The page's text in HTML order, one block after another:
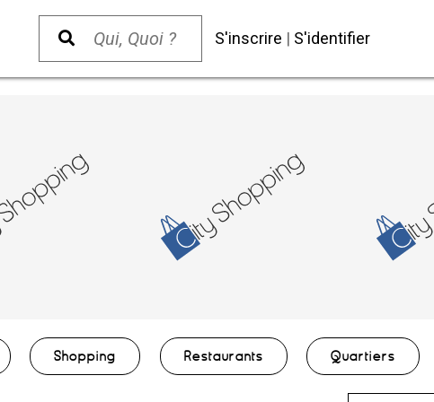
S'inscrire | S'identifier
Shopping Restaurants Quartiers